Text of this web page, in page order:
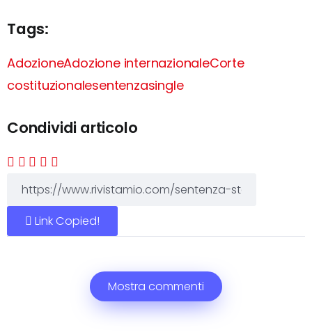
Tags:
AdozioneAdozione internazionaleCorte
costituzionalesentenzasingle
Condividi articolo
Link Copied!
Mostra commenti